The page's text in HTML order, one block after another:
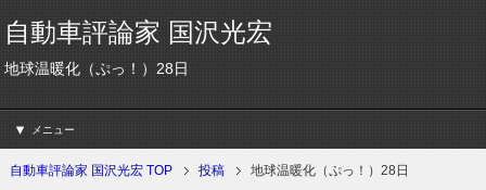
自動車評論家 国沢光宏
地球温暖化（ぷっ！）28日
メニュー
自動車評論家 国沢光宏 TOP 投稿 地球温暖化（ぷっ！）28日